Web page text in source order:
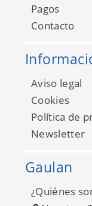
Pagos
Contacto
Aviso legal
Cookies
Política de
Newsletter
Gaulan
¿Quiénes